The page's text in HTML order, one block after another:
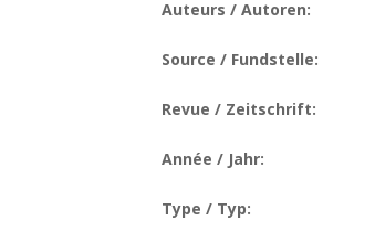
Auteurs / Autoren:
Source / Fundstelle:
Revue / Zeitschrift:
Année / Jahr:
Type / Typ: